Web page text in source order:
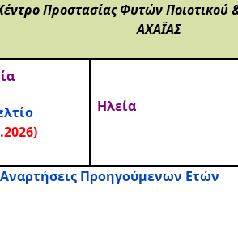
Προστασίας Φυτών Ποιοτικού
ΑΧΑΪΑΣ
Ηλεία
Αναρτήσεις Προηγούμενων Ετών